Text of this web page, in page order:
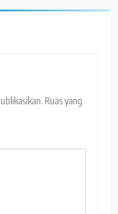
Ruas yang